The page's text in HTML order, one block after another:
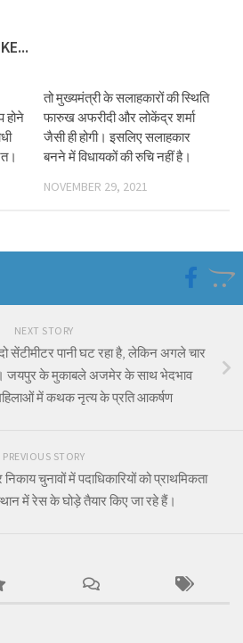
होने
तो मुख्यमंत्री के सलाहकारों की स्थिति
फारुख अफरीदी और लोकेंद्र शर्मा
जैसी ही होगी। इसलिए सलाहकार
बनने में विधायकों की रुचि नहीं है।
NOVEMBER 29, 2021
NEXT STORY
सेंटीमीटर पानी घट रहा है, लेकिन अगले चार
जयपुर के मुकाबले अजमेर के साथ भेदभाव
में कथक नृत्य के प्रति आकर्षण
PREVIOUS STORY
चुनावों में पदाधिकारियों को प्राथमिकता
में रेस के घोड़े तैयार किए जा रहे हैं।